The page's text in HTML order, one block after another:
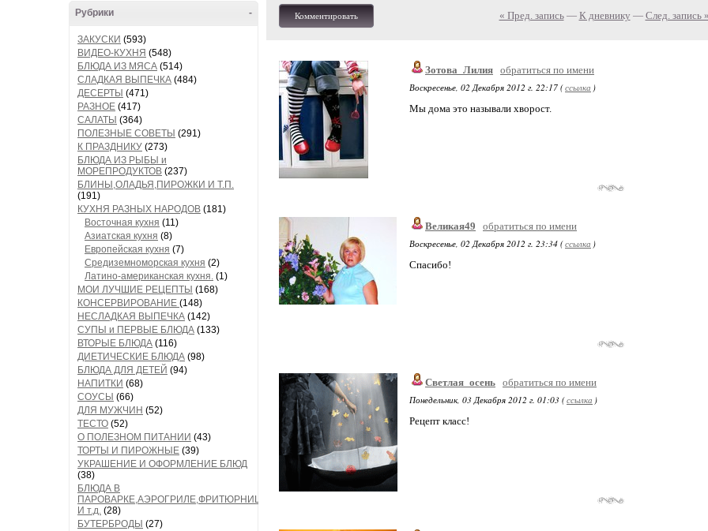
-
Рубрики
ЗАКУСКИ (593)
ВИДЕО-КУХНЯ (548)
БЛЮДА ИЗ МЯСА (514)
СЛАДКАЯ ВЫПЕЧКА (484)
ДЕСЕРТЫ (471)
РАЗНОЕ (417)
САЛАТЫ (364)
ПОЛЕЗНЫЕ СОВЕТЫ (291)
К ПРАЗДНИКУ (273)
БЛЮДА ИЗ РЫБЫ и
МОРЕПРОДУКТОВ (237)
БЛИНЫ,ОЛАДЬЯ,ПИРОЖКИ И Т.П.
(191)
КУХНЯ РАЗНЫХ НАРОДОВ (181)
Восточная кухня (11)
Азиатская кухня (8)
Европейская кухня (7)
Средиземноморская кухня (2)
Латино-американская кухня. (1)
МОИ ЛУЧШИЕ РЕЦЕПТЫ (168)
КОНСЕРВИРОВАНИЕ (148)
НЕСЛАДКАЯ ВЫПЕЧКА (142)
СУПЫ и ПЕРВЫЕ БЛЮДА (133)
ВТОРЫЕ БЛЮДА (116)
ДИЕТИЧЕСКИЕ БЛЮДА (98)
БЛЮДА ДЛЯ ДЕТЕЙ (94)
НАПИТКИ (68)
СОУСЫ (66)
ДЛЯ МУЖЧИН (52)
ТЕСТО (52)
О ПОЛЕЗНОМ ПИТАНИИ (43)
ТОРТЫ И ПИРОЖНЫЕ (39)
УКРАШЕНИЕ И ОФОРМЛЕНИЕ БЛЮД
(38)
БЛЮДА В
ПАРОВАРКЕ,АЭРОГРИЛЕ,ФРИТЮРНИЦЕ
И т.д. (28)
БУТЕРБРОДЫ (27)
Комментировать « Пред. запись— К дневнику — След. запись »
Зотова_Лилия обратиться по имени
Воскресенье, 02 Декабря 2012 г. 22:17 (ссылка )
Мы дома это называли хворост.
Великая49
обратиться по имени
Воскресенье, 02 Декабря 2012 г. 23:34 (ссылка )
Спасибо!
Светлая_осень обратиться по имени
Понедельник, 03 Декабря 2012 г. 01:03 (ссылка )
Рецепт класс!